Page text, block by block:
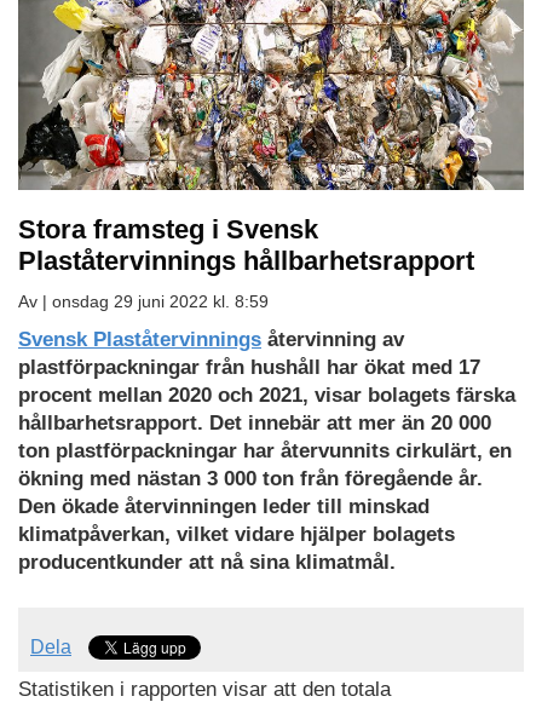
Stora framsteg i Svensk
Plaståtervinnings hållbarhetsrapport
Av | onsdag 29 juni 2022 kl. 8:59
Svensk Plaståtervinnings återvinning av
plastförpackningar från hushåll har ökat med 17
procent mellan 2020 och 2021, visar bolagets färska
hållbarhetsrapport. Det innebär att mer än 20 000
ton plastförpackningar har återvunnits cirkulärt, en
ökning med nästan 3 000 ton från föregående år.
Den ökade återvinningen leder till minskad
klimatpåverkan, vilket vidare hjälper bolagets
producentkunder att nå sina klimatmål.
Dela
Statistiken i rapporten visar att den totala